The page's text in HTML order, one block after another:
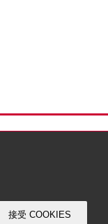
接受 COOKIES